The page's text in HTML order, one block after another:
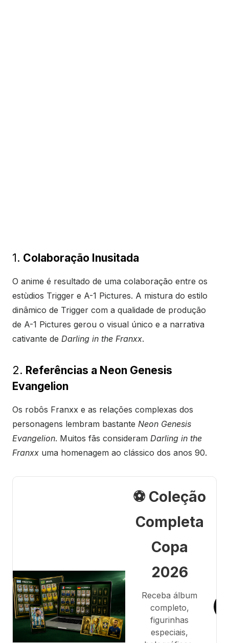
1. Colaboração Inusitada
O anime é resultado de uma colaboração entre os
estùdios Trigger e A-1 Pictures. A mistura do estilo
dinâmico de Trigger com a qualidade de produção
de A-1 Pictures gerou o visual único e a narrativa
cativante de Darling in the Franxx.
2. Referências a Neon Genesis
Evangelion
Os robôs Franxx e as relações complexas dos
personagens lembram bastante Neon Genesis
Evangelion. Muitos fãs consideram Darling in the
Franxx uma homenagem ao clássico dos anos 90.
⚽ Coleção
Completa
Copa
2026
Receba álbum
completo,
figurinhas
especiais,